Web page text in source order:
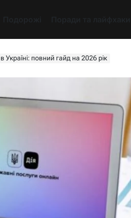
Україні: повний гайд на 2026 рік